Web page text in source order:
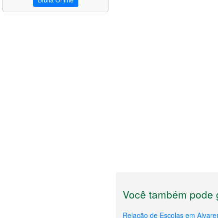
Você também pode
Relação de Escolas em